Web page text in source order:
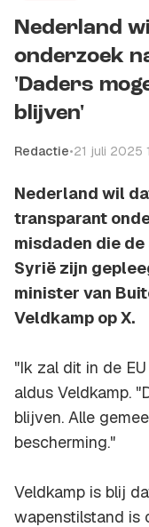
Nederland
onderzoek
'Daders
blijven'
Redactie•21 juli 2025
Nederland wil
transparant
misdaden die
Syrië zijn
minister van
Veldkamp op X.
"Ik zal dit in de
aldus Veldkamp.
blijven. Alle
bescherming."
Veldkamp is blij
wapenstilstand is